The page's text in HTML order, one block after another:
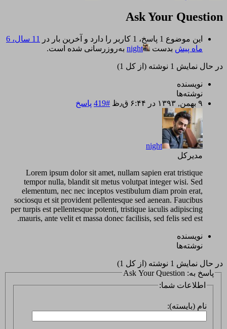
Ask Your Question
این موضوع 1 پاسخ، 1 کاربر را دارد و آخرین بار در
11 سال، 6
ماه پیش بدست night به‌روزرسانی شده است.
در حال نمایش 1 نوشته (از کل 1)
نویسنده
نوشته‌ها
۹ بهمن, ۱۳۹۳ در ۶:۴۴ ق٫ظ
#419 پاسخ
night
مدیرکل
Lorem ipsum dolor sit amet, nullam sapien erat tristique
tempor nulla, blandit sit metus volutpat integer wisi. Sed
elementum, nec nec inceptos vestibulum diam proin erat,
sociosqu et sit provident pellentesque sed aenean. Faucibus
per turpis est pellentesque potenti, tristique iaculis adipiscing
mauris, ante velit et massa donec facilisis, sed felis sed est.
نویسنده
نوشته‌ها
در حال نمایش 1 نوشته (از کل 1)
پاسخ به: Ask Your Question
اطلاعات شما:
نام (بایسته):